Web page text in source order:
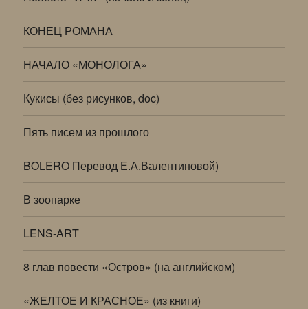
КОНЕЦ РОМАНА
НАЧАЛО «МОНОЛОГА»
Кукисы (без рисунков, doc)
Пять писем из прошлого
BOLERO Перевод Е.А.Валентиновой)
В зоопарке
LENS-ART
8 глав повести «Остров» (на английском)
«ЖЕЛТОЕ И КРАСНОЕ» (из книги)